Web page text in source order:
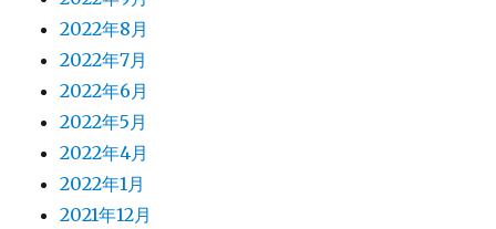
2022年8月
2022年7月
2022年6月
2022年5月
2022年4月
2022年1月
2021年12月